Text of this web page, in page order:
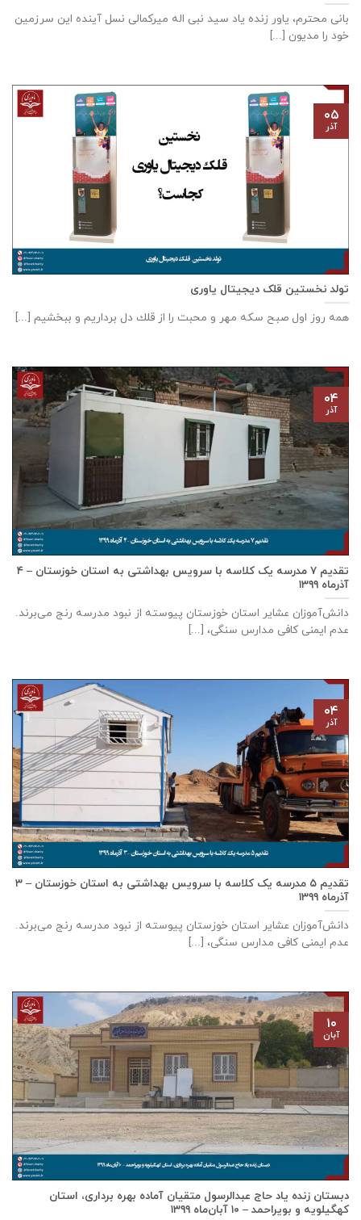
بانی محترم، یاور زنده ياد سيد نبی اله ميركمالی نسل آینده این سرزمین
خود را مدیون [...]
تولد نخستین قلک دیجیتال یاوری
همه روز اول صبح سكه مهر و محبت را از قلك دل برداريم و ببخشيم [...]
۰۵
آذر
تقدیم ۷ مدرسه یک کلاسه با سرويس بهداشتی به استان خوزستان – ۴
آذر‌ماه ۱۳۹۹
دانش‌آموزان عشایر استان خوزستان پيوسته از نبود مدرسه رنج می‌برند.
عدم ایمنی کافی مدارس سنگی، [...]
۰۴
آذر
تقدیم ۵ مدرسه یک کلاسه با سرويس بهداشتی به استان خوزستان – ۳
آذر‌ماه ۱۳۹۹
دانش‌آموزان عشایر استان خوزستان پيوسته از نبود مدرسه رنج می‌برند.
عدم ایمنی کافی مدارس سنگی، [...]
۰۴
آذر
دبستان زنده ياد حاج عبدالرسول متقيان آماده بهره برداری، استان
كهگيلويه و بويراحمد – ۱۰ آبان‌ماه ۱۳۹۹
۱۰
آبان